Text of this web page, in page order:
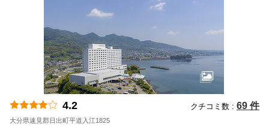
4.2 クチコミ数 : 69 件
大分県速見郡日出町平道入江1825